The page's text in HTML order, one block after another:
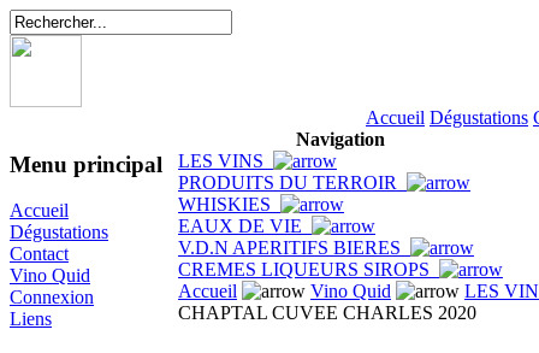
Accueil Dégustations
Menu principal
Accueil
Dégustations
Contact
Vino Quid
Connexion
Liens
Navigation
LES VINS
PRODUITS DU TERROIR
WHISKIES
EAUX DE VIE
V.D.N APERITIFS BIERES
CREMES LIQUEURS SIROPS
Accueil
Vino Quid
LES
CHAPTAL CUVEE CHARLES 2020